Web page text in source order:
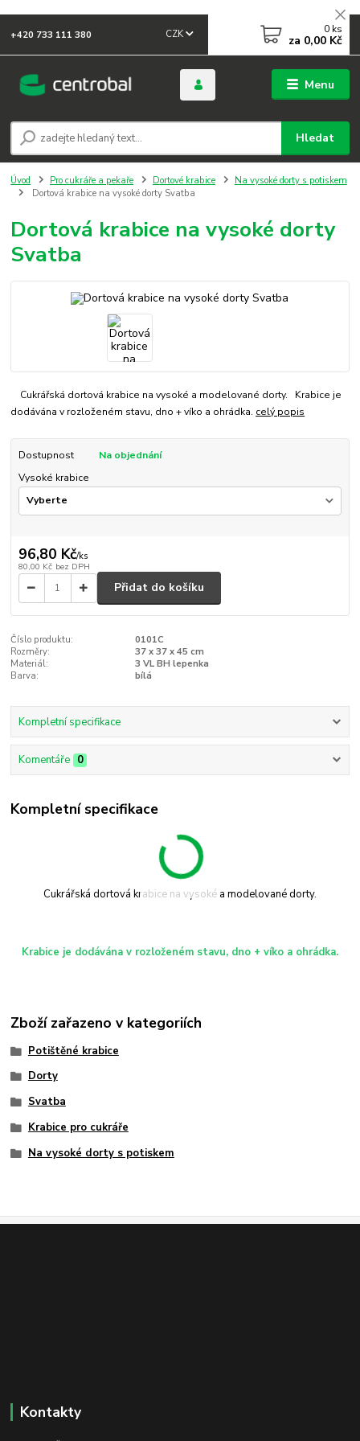
Menu
CZK
Hledat
+420 733 111 380 0 ks
za 0,00 Kč
Úvod Pro cukráře a pekaře Dortové krabice
Na vysoké dorty s potiskem
Dortová krabice na vysoké dorty Svatba
Dortová krabice na vysoké dorty
Svatba
Cukrářská dortová krabice na vysoké a modelované dorty. Krabice je
dodávána v rozloženém stavu, dno + víko a ohrádka. celý popis
Dostupnost
Na objednání
Vysoké krabice
96,80 Kč/ks
80,00 Kč bez DPH
Přidat do košíku
Číslo produktu:
0101C
Rozměry:
37 x 37 x 45 cm
Materiál:
3 VL BH lepenka
Barva:
bílá
Kompletní specifikace
Komentáře 0
Kompletní specifikace
Cukrářská dortová krabice na vysoké a modelované dorty.
Krabice je dodávána v rozloženém stavu, dno + víko a ohrádka.
Zboží zařazeno v kategoriích
Potištěné krabice
Dorty
Svatba
Krabice pro cukráře
Na vysoké dorty s potiskem
Kontakty